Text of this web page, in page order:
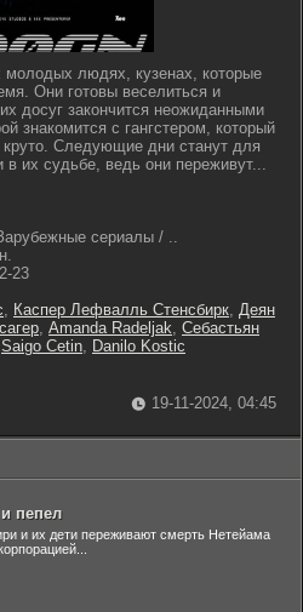
молодых людях, кузенах, которые
Они готовы веселиться и
досуг закончится неожиданными
знакомится с гангстером, который
круто. Следующие дни станут для
их судьбе, ведь они переживут...
сериалы / ..
23
, Каспер Лефвалль Стенсбирк, Деян
, Amanda Radeljak, Себастьян
Saigo Cetin, Danilo Kostic
19-11-2024, 04:45
пепел
и их дети переживают смерть Нетейама